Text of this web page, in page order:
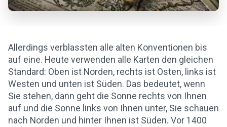
Allerdings verblassten alle alten Konventionen bis
auf eine. Heute verwenden alle Karten den gleichen
Standard: Oben ist Norden, rechts ist Osten, links ist
Westen und unten ist Süden. Das bedeutet, wenn
Sie stehen, dann geht die Sonne rechts von Ihnen
auf und die Sonne links von Ihnen unter, Sie schauen
nach Norden und hinter Ihnen ist Süden. Vor 1400